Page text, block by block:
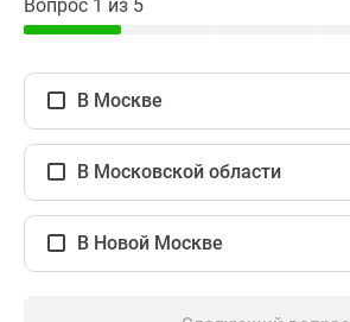
Семейная
Военная
ипотека
Банки
программы
Медиа
Новости
недвижимости
Вопрос 1 из 5
В Москве
В Московской области
В Новой Москве